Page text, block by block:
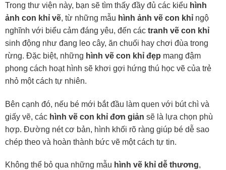
Trong thư viện này, bạn sẽ tìm thấy đầy đủ các kiểu hình
ảnh con khỉ vẽ, từ những mẫu hình ảnh vẽ con khỉ ngộ
nghĩnh với biểu cảm đáng yêu, đến các tranh vẽ con khỉ
sinh động như đang leo cây, ăn chuối hay chơi đùa trong
rừng. Đặc biệt, những hình vẽ con khỉ đẹp mang đậm
phong cách hoạt hình sẽ khơi gợi hứng thú học vẽ của trẻ
nhỏ một cách tự nhiên.
Bên cạnh đó, nếu bé mới bắt đầu làm quen với bút chì và
giấy vẽ, các hình vẽ con khỉ đơn giản sẽ là lựa chọn phù
hợp. Đường nét cơ bản, hình khối rõ ràng giúp bé dễ sao
chép theo và hoàn thành bức vẽ một cách tự tin.
Không thể bỏ qua những mẫu hình vẽ khỉ dễ thương,